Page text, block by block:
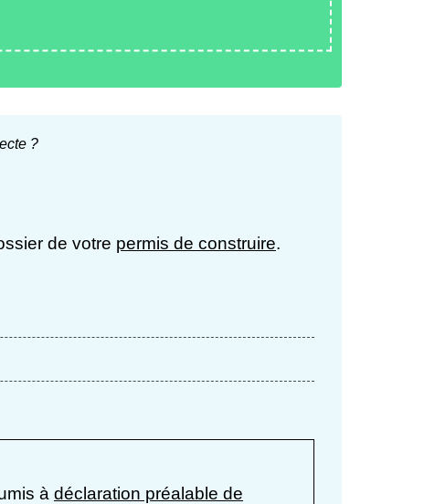
?
de votre permis de construire.
à déclaration préalable de